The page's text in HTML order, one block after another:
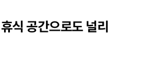
식 공간으로도 널리